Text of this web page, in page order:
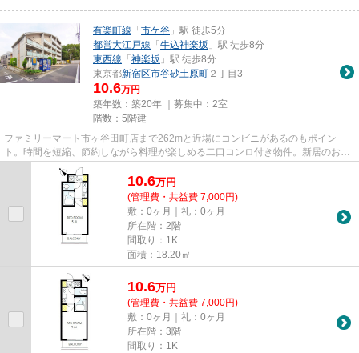
有楽町線 「 市ケ谷 」駅 徒歩5分
都営大江戸線 「 牛込神楽坂 」駅 徒歩8分
東西線 「 神楽坂 」駅 徒歩8分
東京都新宿区市谷砂土原町 ２丁目3
10.6万円
築年数：築20年 ｜募集中： 2室
階数：5階建
ファミリーマート市ヶ谷田町店まで262mと近場にコンビニがあるのもポイン
ト。時間を短縮、節約しながら料理が楽しめる二口コンロ付き物件。新居のお住
まいの日にちはどうぞご相談して...
10.6万円
(管理費・共益費 7,000円)
敷：0ヶ月｜礼：0ヶ月
所在階：2階
間取り：1K
面積：18.20㎡
10.6万円
(管理費・共益費 7,000円)
敷：0ヶ月｜礼：0ヶ月
所在階：3階
間取り：1K